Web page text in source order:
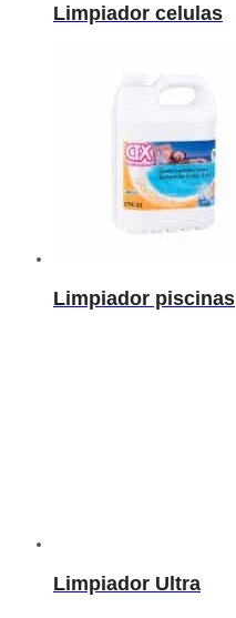
Limpiador celulas
Limpiador piscinas
Limpiador Ultra